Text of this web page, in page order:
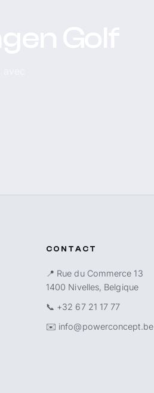
CONTACT
📍 Rue du Commerce 13
1400 Nivelles, Belgique
📞 +32 67 21 17 77
✉️ info@powerconcept.be